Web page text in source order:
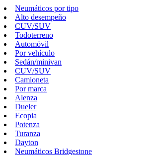
Neumáticos por tipo
Alto desempeño
CUV/SUV
Todoterreno
Automóvil
Por vehículo
Sedán/minivan
CUV/SUV
Camioneta
Por marca
Alenza
Dueler
Ecopia
Potenza
Turanza
Dayton
Neumáticos Bridgestone